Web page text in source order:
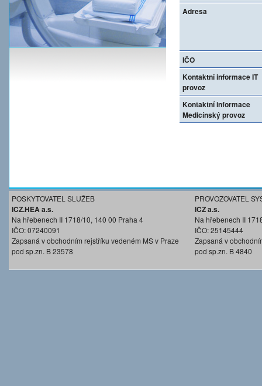
Adresa
IČO
Kontaktní informace IT
provoz
Kontaktní informace
Medicínský provoz
POSKYTOVATEL SLUŽEB
ICZ.HEA a.s.
Na hřebenech II 1718/10, 140 00 Praha 4
IČO: 07240091
Zapsaná v obchodním rejstříku vedeném MS v Praze
pod sp.zn. B 23578
PROVOZOVATEL
ICZ a.s.
Na hřebenech II
IČO: 25145444
Zapsaná v
pod sp.zn. B 4840